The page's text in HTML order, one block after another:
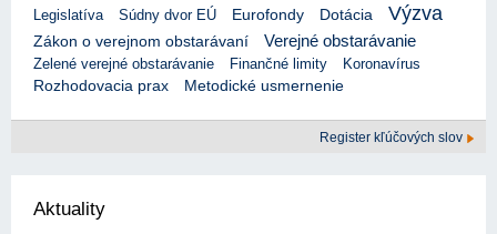
Legislatíva
Súdny dvor EÚ Eurofondy Dotácia Výzva
Zákon o verejnom obstarávaní Verejné obstarávanie
Zelené verejné obstarávanie Finančné limity Koronavírus
Rozhodovacia prax Metodické usmernenie
Register kľúčových slov
Aktuality